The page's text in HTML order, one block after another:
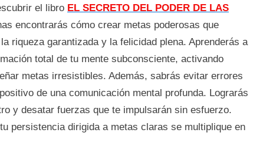
el libro EL SECRETO DEL PODER DE LAS
encontrarás cómo crear metas poderosas que
riqueza garantizada y la felicidad plena. Aprenderás a
total de tu mente subconsciente, activando
metas irresistibles. Además, sabrás evitar errores
de una comunicación mental profunda. Lograrás
y desatar fuerzas que te impulsarán sin esfuerzo.
persistencia dirigida a metas claras se multiplique en